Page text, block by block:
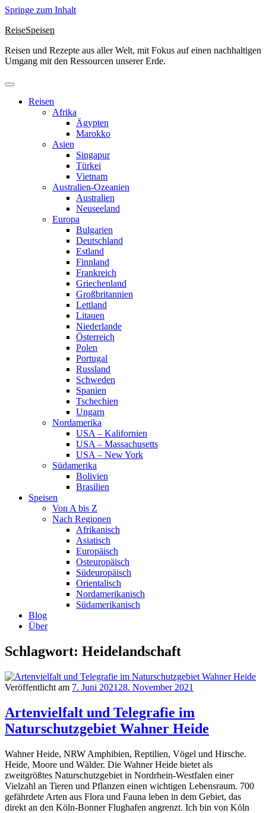
Springe zum Inhalt
ReiseSpeisen
Reisen und Rezepte aus aller Welt, mit Fokus auf einen nachhaltigen
Umgang mit den Ressourcen unserer Erde.
Reisen
Afrika
Ägypten
Marokko
Asien
Singapur
Türkei
Vietnam
Australien-Ozeanien
Australien
Neuseeland
Europa
Bulgarien
Deutschland
Estland
Finnland
Frankreich
Griechenland
Großbritannien
Lettland
Litauen
Niederlande
Österreich
Polen
Portugal
Russland
Schweden
Spanien
Tschechien
Ungarn
Nordamerika
USA – Kalifornien
USA – Massachusetts
USA – New York
Südamerika
Bolivien
Brasilien
Speisen
Von A bis Z
Nach Regionen
Afrikanisch
Asiatisch
Europäisch
Osteuropäisch
Südeuropäisch
Orientalisch
Nordamerikanisch
Südamerikanisch
Blog
Über
Schlagwort: Heidelandschaft
Veröffentlicht am 7. Juni 2021 28. November 2021
Artenvielfalt und Telegrafie im
Naturschutzgebiet Wahner Heide
Wahner Heide, NRW Amphibien, Reptilien, Vögel und Hirsche.
Heide, Moore und Wälder. Die Wahner Heide bietet als
zweitgrößtes Naturschutzgebiet in Nordrhein-Westfalen einer
Vielzahl an Tieren und Pflanzen einen wichtigen Lebensraum. 700
gefährdete Arten aus Flora und Fauna leben in dem Gebiet, das
direkt an den Köln-Bonner Flughafen angrenzt. Ich bin von Köln